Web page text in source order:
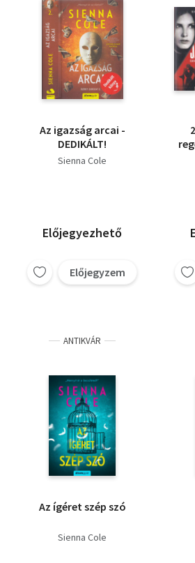
Az igazság arcai -
DEDIKÁLT!
Sienna Cole
Előjegyezhető
Előjegyzem
ANTIKVÁR
Az ígéret szép szó
Sienna Cole